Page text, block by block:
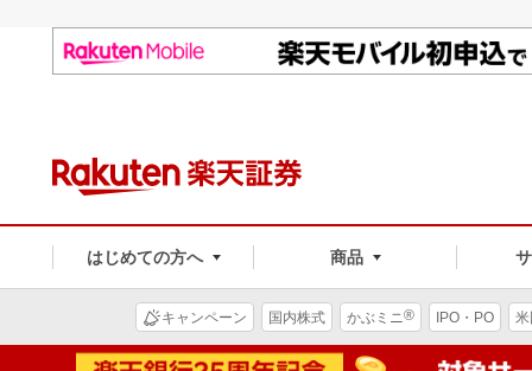
はじめての方へ 商品
キャンペーン 国内株式 かぶミニ® IPO・PO